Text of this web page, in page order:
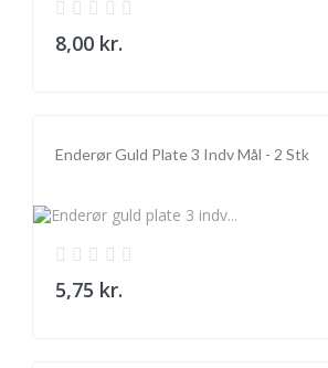
8,00 kr.
Enderør Guld Plate 3 Indv Mål - 2 Stk
5,75 kr.